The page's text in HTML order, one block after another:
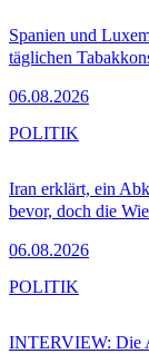
Spanien und
täglichen
06.08.2026
Iran erklärt, ein
bevor, doch die
06.08.2026
POLITIK
INTERVIEW: Die
POLITIK